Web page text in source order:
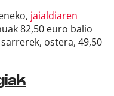
jaialdiaren
82,50 euro balio
ostera, 49,50